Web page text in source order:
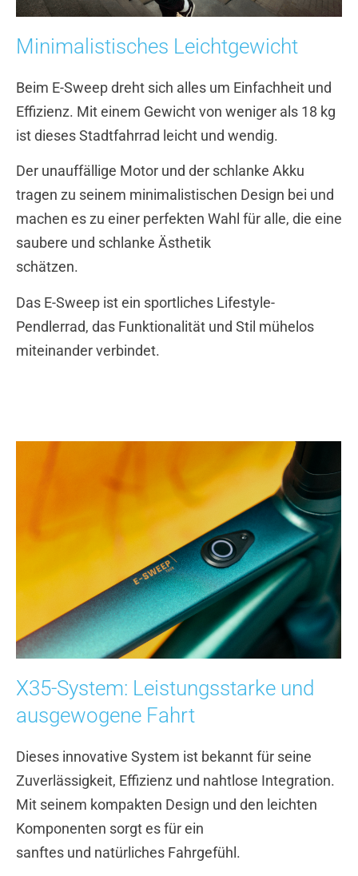
Minimalistisches Leichtgewicht
Beim E-Sweep dreht sich alles um Einfachheit und
Effizienz. Mit einem Gewicht von weniger als 18 kg
ist dieses Stadtfahrrad leicht und wendig.
Der unauffällige Motor und der schlanke Akku
tragen zu seinem minimalistischen Design bei und
machen es zu einer perfekten Wahl für alle, die eine
saubere und schlanke Ästhetik
schätzen.
Das E-Sweep ist ein sportliches Lifestyle-
Pendlerrad, das Funktionalität und Stil mühelos
miteinander verbindet.
X35-System: Leistungsstarke und
ausgewogene Fahrt
Dieses innovative System ist bekannt für seine
Zuverlässigkeit, Effizienz und nahtlose Integration.
Mit seinem kompakten Design und den leichten
Komponenten sorgt es für ein
sanftes und natürliches Fahrgefühl.